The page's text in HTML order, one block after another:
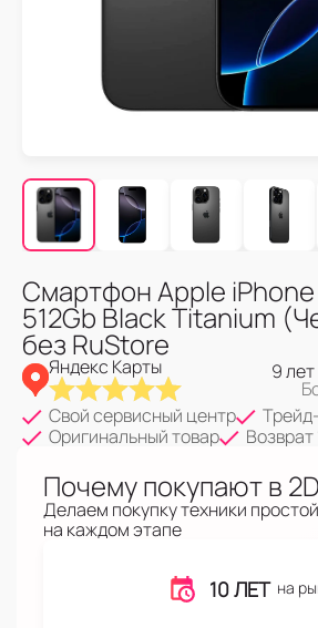
Смартфон Apple iPhone
512Gb Black Titanium
без RuStore
Яндекс Карты 9
Свой сервисный центр
Оригинальный товар
Возврат
Почему покупают в
Делаем покупку техники
на каждом этапе
10 ЛЕТ на